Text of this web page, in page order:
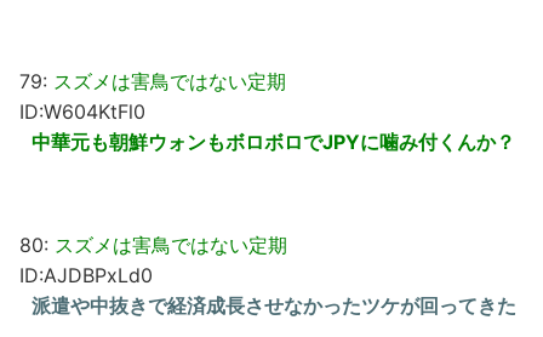
79: スズメは害鳥ではない定期
ID:W604KtFl0
中華元も朝鮮ウォンもボロボロでJPYに噛み付くんか？
80: スズメは害鳥ではない定期
ID:AJDBPxLd0
派遣や中抜きで経済成長させなかったツケが回ってきた